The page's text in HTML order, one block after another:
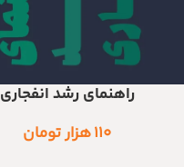
اطلاعات بیشترراهنمای رشد انفجاری
۱۱۰هزار تومان